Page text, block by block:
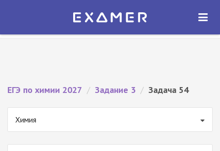
Экзамер — ЕГЭ 2027
ОТКРЫТЬ
ЕГЭ по химии 2027 / Задание 3 / Задача 54
Химия